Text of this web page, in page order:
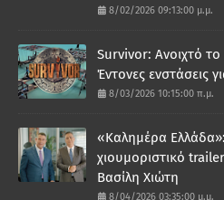
8/02/2026 09:13:00 μ.μ.
Survivor: Ανοιχτό
Έντονες ενστάσεις
8/03/2026 10:15:00 π.μ.
«Καλημέρα
χιουμοριστικό
Βασίλη Χιώτη
8/04/2026 03:35:00 μ.μ.